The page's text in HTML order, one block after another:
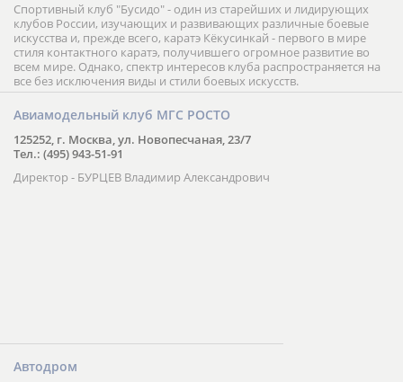
Спортивный клуб "Бусидо" - один из старейших и лидирующих
клубов России, изучающих и развивающих различные боевые
искусства и, прежде всего, каратэ Кёкусинкай - первого в мире
стиля контактного каратэ, получившего огромное развитие во
всем мире. Однако, спектр интересов клуба распространяется на
все без исключения виды и стили боевых искусств.
Авиамодельный клуб МГС РОСТО
125252, г. Москва, ул. Новопесчаная, 23/7
Тел.: (495) 943-51-91
Директор - БУРЦЕВ Владимир Александрович
Автодром